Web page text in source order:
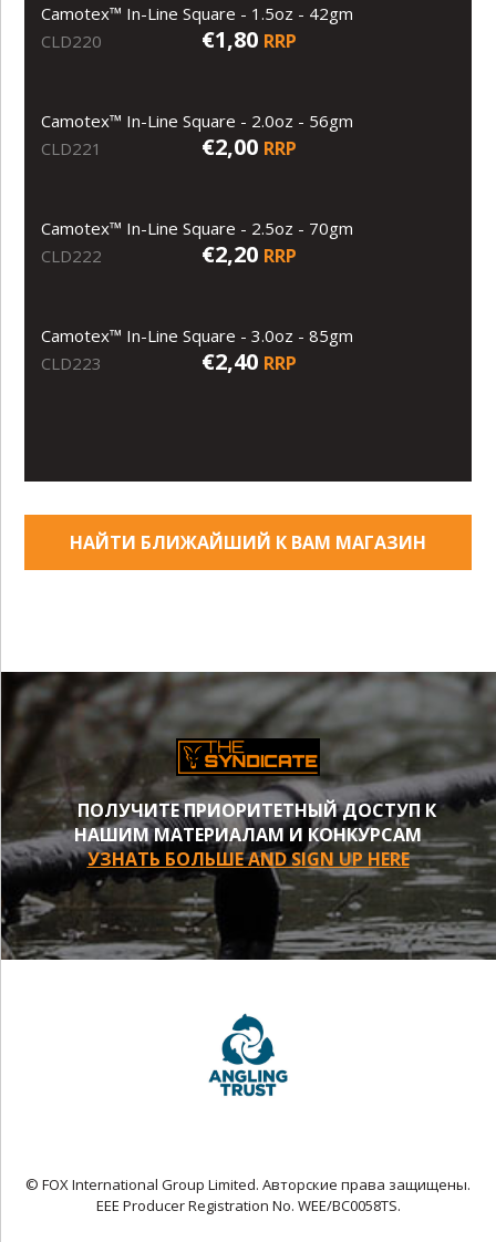
Camotex™ In-Line Square - 1.5oz - 42gm
CLD220
€1,80 RRP
Camotex™ In-Line Square - 2.0oz - 56gm
CLD221
€2,00 RRP
Camotex™ In-Line Square - 2.5oz - 70gm
CLD222
€2,20 RRP
Camotex™ In-Line Square - 3.0oz - 85gm
CLD223
€2,40 RRP
НАЙТИ БЛИЖАЙШИЙ К ВАМ МАГАЗИН
ПОЛУЧИТЕ ПРИОРИТЕТНЫЙ ДОСТУП К
НАШИМ МАТЕРИАЛАМ И КОНКУРСАМ
УЗНАТЬ БОЛЬШЕ AND SIGN UP HERE
© FOX International Group Limited. Авторские права защищены.
EEE Producer Registration No. WEE/BC0058TS.